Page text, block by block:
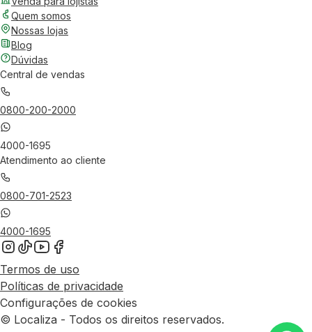
Quem somos
Nossas lojas
Blog
Dúvidas
Central de vendas
0800-200-2000
4000-1695
Atendimento ao cliente
0800-701-2523
4000-1695
Termos de uso
Políticas de privacidade
Configurações de cookies
© Localiza - Todos os direitos reservados.